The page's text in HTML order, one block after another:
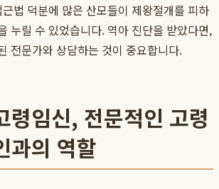
법 덕분에 많은 산모들이 제왕절개를 피하
누릴 수 있었습니다. 역아 진단을 받았다면,
전문가와 상담하는 것이 중요합니다.
령임신, 전문적인 고령
과의 역할